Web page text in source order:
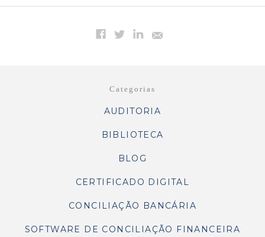
Categorias
AUDITORIA
BIBLIOTECA
BLOG
CERTIFICADO DIGITAL
CONCILIAÇÃO BANCÁRIA
SOFTWARE DE CONCILIAÇÃO FINANCEIRA